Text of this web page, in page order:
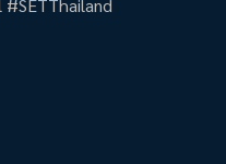
#SETThailand